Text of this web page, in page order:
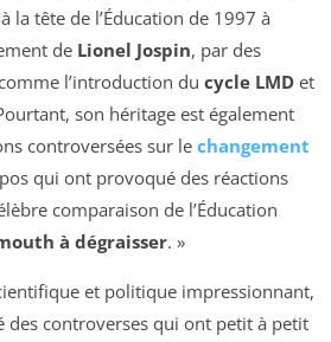
la tête de l’Éducation de 1997 à
de Lionel Jospin, par des
l’introduction du cycle LMD et
son héritage est également
controversées sur le changement
qui ont provoqué des réactions
comparaison de l’Éducation
à dégraisser. »
et politique impressionnant,
des controverses qui ont petit à petit